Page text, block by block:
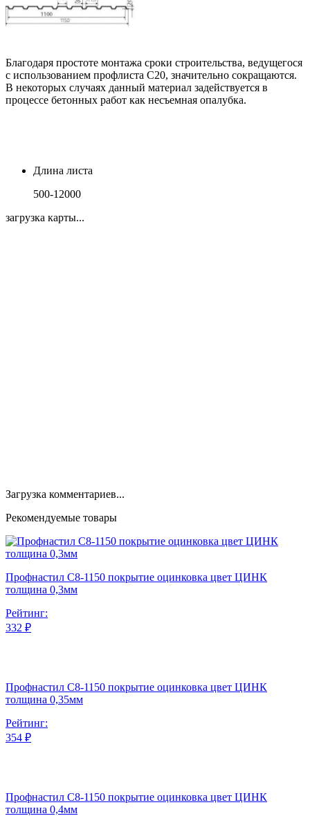
Благодаря простоте монтажа сроки строительства, ведущегося
с использованием профлиста С20, значительно сокращаются.
В некоторых случаях данный материал задействуется в
процессе бетонных работ как несъемная опалубка.
Длина листа
500-12000
загрузка карты...
Загрузка комментариев...
Рекомендуемые товары
Профнастил С8-1150 покрытие оцинковка цвет ЦИНК
толщина 0,3мм
Рейтинг:
332 ₽
Профнастил С8-1150 покрытие оцинковка цвет ЦИНК
толщина 0,35мм
Рейтинг:
354 ₽
Профнастил С8-1150 покрытие оцинковка цвет ЦИНК
толщина 0,4мм